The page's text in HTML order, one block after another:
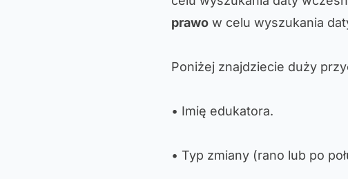
prawo w celu wyszukania
Poniżej znajdziecie duży
• Imię edukatora.
• Typ zmiany (rano lub po